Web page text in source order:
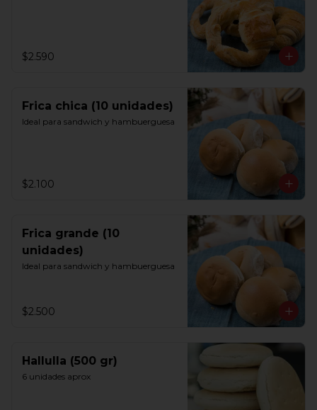
$2.590
Frica chica (10 unidades)
Ideal para sandwich y hambuerguesa
$2.100
Frica grande (10
unidades)
Ideal para sandwich y hambuerguesa
$2.500
Hallulla (500 gr)
6 unidades aprox